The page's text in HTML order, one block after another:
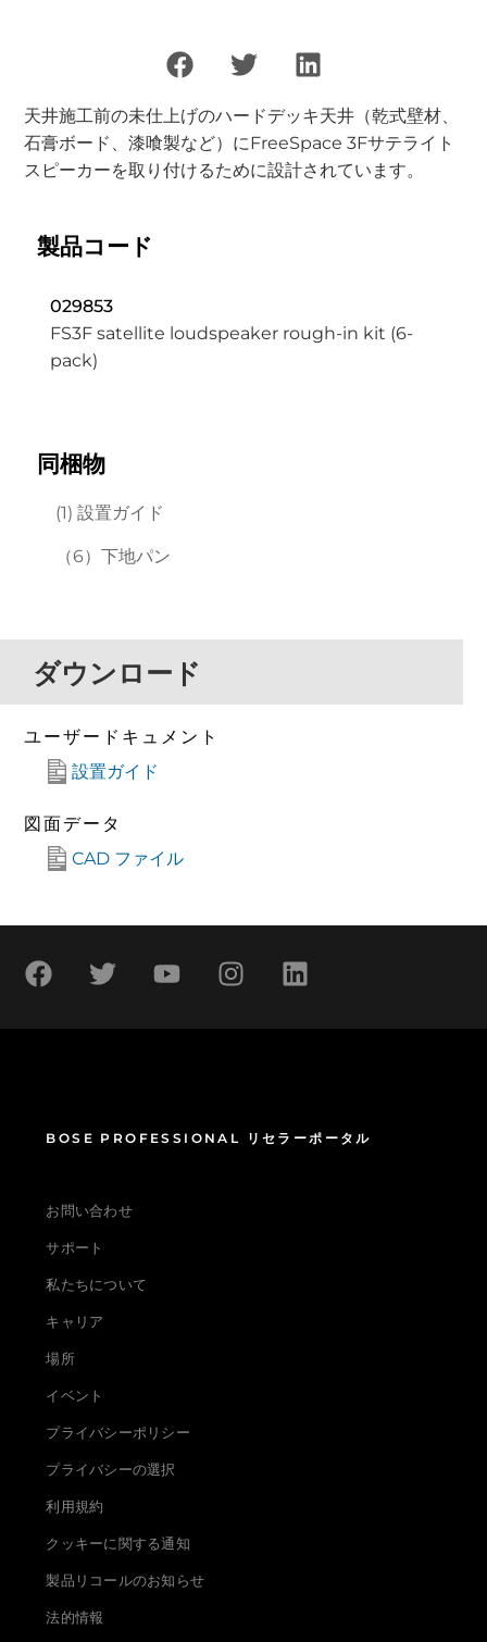
天井施工前の未仕上げのハードデッキ天井（乾式壁材、
石膏ボード、漆喰製など）にFreeSpace 3Fサテライト
スピーカーを取り付けるために設計されています。
製品コード
029853
FS3F satellite loudspeaker rough-in kit (6-
pack)
同梱物
(1) 設置ガイド
（6）下地パン
ダウンロード
ユーザードキュメント
設置ガイド
図面データ
CAD ファイル
BOSE PROFESSIONAL リセラーポータル
お問い合わせ
サポート
私たちについて
キャリア
場所
イベント
プライバシーポリシー
プライバシーの選択
利用規約
クッキーに関する通知
製品リコールのお知らせ
法的情報